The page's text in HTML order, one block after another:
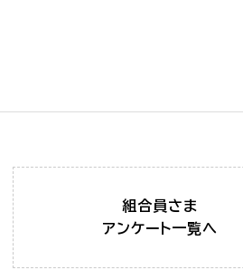
組合員さま
アンケート一覧へ